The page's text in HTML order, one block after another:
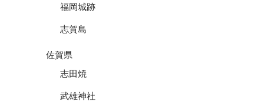
福岡城跡
志賀島
佐賀県
志田焼
武雄神社